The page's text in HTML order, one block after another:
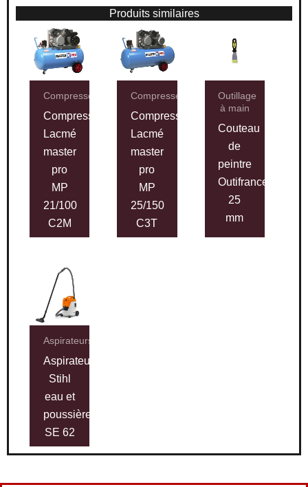
Produits similaires
Compresseurs
Compresseur
Lacmé
master
pro
MP
21/100
C2M
Compresseurs
Compresseur
Lacmé
master
pro
MP
25/150
C3T
Outillage
à main
Couteau
de
peintre
Outifrance
25
mm
Aspirateurs
Aspirateur
Stihl
eau et
poussières
SE 62